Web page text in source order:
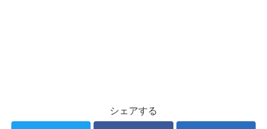
シェアする